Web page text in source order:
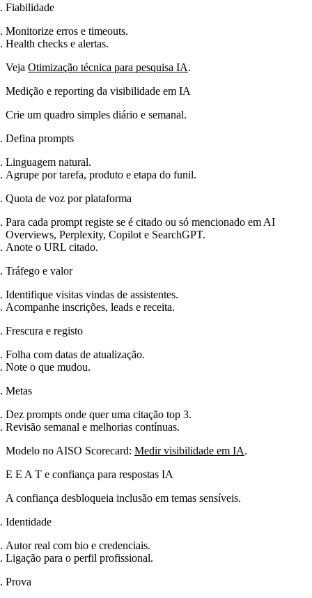
Fiabilidade
Monitorize erros e timeouts.
Health checks e alertas.
Veja Otimização técnica para pesquisa IA.
Medição e reporting da visibilidade em IA
Crie um quadro simples diário e semanal.
Defina prompts
Linguagem natural.
Agrupe por tarefa, produto e etapa do funil.
Quota de voz por plataforma
Para cada prompt registe se é citado ou só mencionado em AI
Overviews, Perplexity, Copilot e SearchGPT.
Anote o URL citado.
Tráfego e valor
Identifique visitas vindas de assistentes.
Acompanhe inscrições, leads e receita.
Frescura e registo
Folha com datas de atualização.
Note o que mudou.
Metas
Dez prompts onde quer uma citação top 3.
Revisão semanal e melhorias contínuas.
Modelo no AISO Scorecard: Medir visibilidade em IA.
E E A T e confiança para respostas IA
A confiança desbloqueia inclusão em temas sensíveis.
Identidade
Autor real com bio e credenciais.
Ligação para o perfil profissional.
Prova